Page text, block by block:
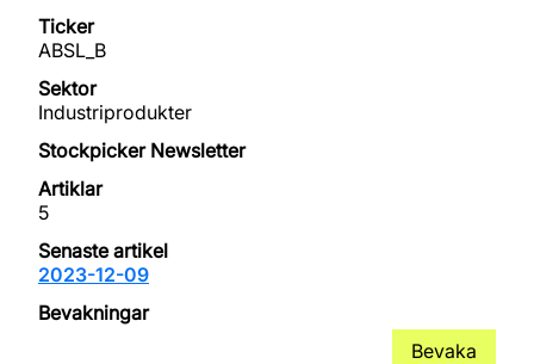
ABSL_B
Industriprodukter
5
2023-12-09
Bevaka